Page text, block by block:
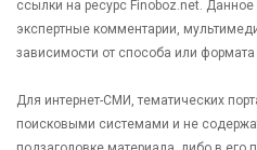
ссылки на ресурс Finoboz.net.
экспертные комментарии,
зависимости от способа или
Для интернет-СМИ, тематических
поисковыми системами и не